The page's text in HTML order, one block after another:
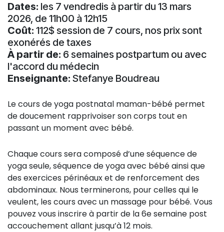
Dates: les 7 vendredis à partir du 13 mars
2026, de 11h00 à 12h15
Coût: 112$ session de 7 cours, nos prix sont
exonérés de taxes
À partir de: 6 semaines postpartum ou avec
l'accord du médecin
Enseignante: Stefanye Boudreau
Le cours de yoga postnatal maman-bébé permet
de doucement rapprivoiser son corps tout en
passant un moment avec bébé.
Chaque cours sera composé d’une séquence de
yoga seule, séquence de yoga avec bébé ainsi que
des exercices périnéaux et de renforcement des
abdominaux. Nous terminerons, pour celles qui le
veulent, les cours avec un massage pour bébé. Vous
pouvez vous inscrire à partir de la 6e semaine post
accouchement allant jusqu’à 12 mois.